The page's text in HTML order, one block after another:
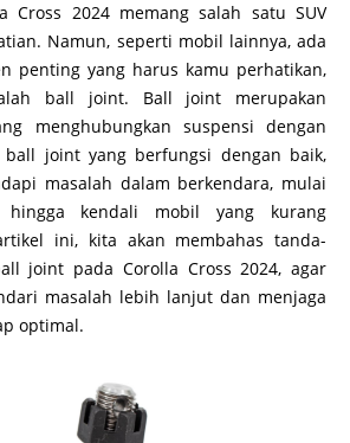
Cross 2024 memang salah satu SUV
Namun, seperti mobil lainnya, ada
penting yang harus kamu perhatikan,
ball joint. Ball joint merupakan
menghubungkan suspensi dengan
joint yang berfungsi dengan baik,
masalah dalam berkendara, mulai
kendali mobil yang kurang
ini, kita akan membahas tanda-
joint pada Corolla Cross 2024, agar
masalah lebih lanjut dan menjaga
optimal.